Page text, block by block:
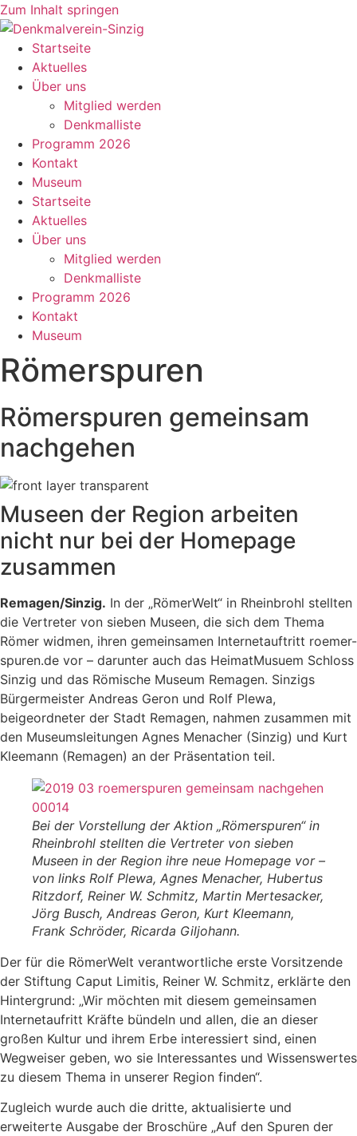
Zum Inhalt springen
Startseite
Aktuelles
Über uns
Mitglied werden
Denkmalliste
Programm 2026
Kontakt
Museum
Startseite
Aktuelles
Über uns
Mitglied werden
Denkmalliste
Programm 2026
Kontakt
Museum
Römerspuren
Römerspuren gemeinsam
nachgehen
Museen der Region arbeiten
nicht nur bei der Homepage
zusammen
Remagen/Sinzig. In der „RömerWelt“ in Rheinbrohl stellten
die Vertreter von sieben Museen, die sich dem Thema
Römer widmen, ihren gemeinsamen Internetauftritt roemer-
spuren.de vor – darunter auch das HeimatMusuem Schloss
Sinzig und das Römische Museum Remagen. Sinzigs
Bürgermeister Andreas Geron und Rolf Plewa,
beigeordneter der Stadt Remagen, nahmen zusammen mit
den Museumsleitungen Agnes Menacher (Sinzig) und Kurt
Kleemann (Remagen) an der Präsentation teil.
Bei der Vorstellung der Aktion „Römerspuren“ in
Rheinbrohl stellten die Vertreter von sieben
Museen in der Region ihre neue Homepage vor –
von links Rolf Plewa, Agnes Menacher, Hubertus
Ritzdorf, Reiner W. Schmitz, Martin Mertesacker,
Jörg Busch, Andreas Geron, Kurt Kleemann,
Frank Schröder, Ricarda Giljohann.
Der für die RömerWelt verantwortliche erste Vorsitzende
der Stiftung Caput Limitis, Reiner W. Schmitz, erklärte den
Hintergrund: „Wir möchten mit diesem gemeinsamen
Internetaufritt Kräfte bündeln und allen, die an dieser
großen Kultur und ihrem Erbe interessiert sind, einen
Wegweiser geben, wo sie Interessantes und Wissenswertes
zu diesem Thema in unserer Region finden“.
Zugleich wurde auch die dritte, aktualisierte und
erweiterte Ausgabe der Broschüre „Auf den Spuren der